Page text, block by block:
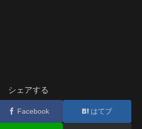
シェアする
Facebook はてブ